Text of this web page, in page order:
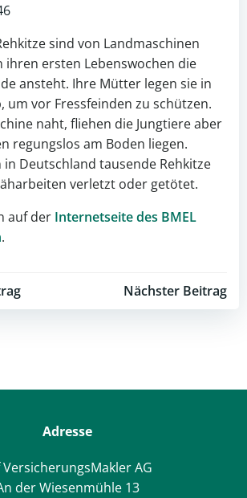
sind von Landmaschinen
ihren ersten Lebenswochen die
ansteht. Ihre Mütter legen sie in
um vor Fressfeinden zu schützen.
naht, fliehen die Jungtiere aber
regungslos am Boden liegen.
in Deutschland tausende Rehkitze
verletzt oder getötet.
auf der Internetseite des BMEL
.
PostNächster Beitrag
Adresse
VersicherungsMakler AG
der Wiesenmühle 13